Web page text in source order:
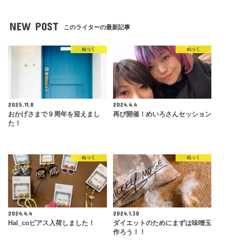
NEW POST このライターの最新記事
ぬっく
2025.11.8
おかげさまで９周年を迎えまし
た！
ぬっく
2024.4.4
再び開催！めいろさんセッション
ぬっく
2024.4.4
Hal_coピアス入荷しました！
ぬっく
2024.1.30
ダイエットのためにまずは味噌玉
作ろう！！